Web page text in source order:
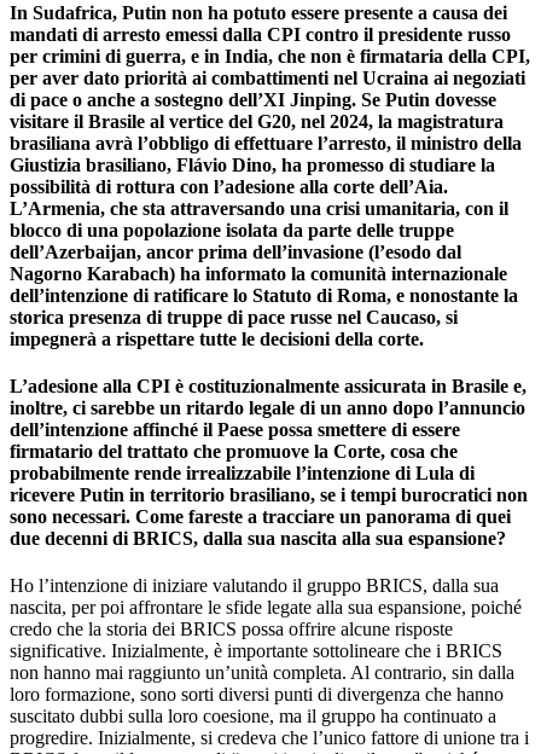
In Sudafrica, Putin non ha potuto essere presente a causa dei
mandati di arresto emessi dalla CPI contro il presidente russo
per crimini di guerra, e in India, che non è firmataria della CPI,
per aver dato priorità ai combattimenti nel Ucraina ai negoziati
di pace o anche a sostegno dell’XI Jinping. Se Putin dovesse
visitare il Brasile al vertice del G20, nel 2024, la magistratura
brasiliana avrà l’obbligo di effettuare l’arresto, il ministro della
Giustizia brasiliano, Flávio Dino, ha promesso di studiare la
possibilità di rottura con l’adesione alla corte dell’Aia.
L’Armenia, che sta attraversando una crisi umanitaria, con il
blocco di una popolazione isolata da parte delle truppe
dell’Azerbaijan, ancor prima dell’invasione (l’esodo dal
Nagorno Karabach) ha informato la comunità internazionale
dell’intenzione di ratificare lo Statuto di Roma, e nonostante la
storica presenza di truppe di pace russe nel Caucaso, si
impegnerà a rispettare tutte le decisioni della corte.
L’adesione alla CPI è costituzionalmente assicurata in Brasile e,
inoltre, ci sarebbe un ritardo legale di un anno dopo l’annuncio
dell’intenzione affinché il Paese possa smettere di essere
firmatario del trattato che promuove la Corte, cosa che
probabilmente rende irrealizzabile l’intenzione di Lula di
ricevere Putin in territorio brasiliano, se i tempi burocratici non
sono necessari. Come fareste a tracciare un panorama di quei
due decenni di BRICS, dalla sua nascita alla sua espansione?
Ho l’intenzione di iniziare valutando il gruppo BRICS, dalla sua
nascita, per poi affrontare le sfide legate alla sua espansione, poiché
credo che la storia dei BRICS possa offrire alcune risposte
significative. Inizialmente, è importante sottolineare che i BRICS
non hanno mai raggiunto un’unità completa. Al contrario, sin dalla
loro formazione, sono sorti diversi punti di divergenza che hanno
suscitato dubbi sulla loro coesione, ma il gruppo ha continuato a
progredire. Inizialmente, si credeva che l’unico fattore di unione tra i